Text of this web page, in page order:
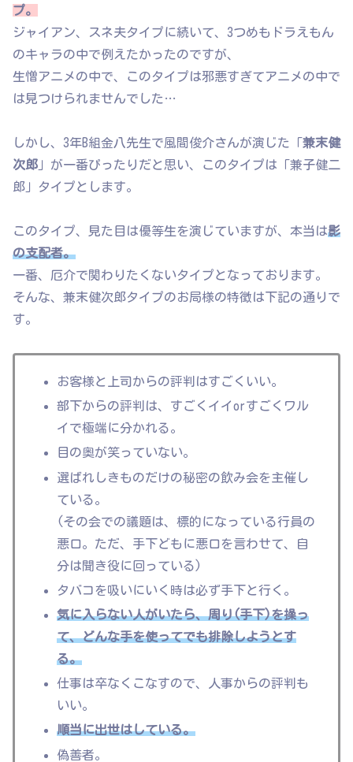
プ。
ジャイアン、スネ夫タイプに続いて、3つめもドラえもん
のキャラの中で例えたかったのですが、
生憎アニメの中で、このタイプは邪悪すぎてアニメの中で
は見つけられませんでした…
しかし、3年B組金八先生で風間俊介さんが演じた「 兼末健
次郎 」が一番ぴったりだと思い、このタイプは「兼子健二
郎」タイプとします。
このタイプ、見た目は優等生を演じていますが、本当は影
の支配者。
一番、厄介で関わりたくないタイプとなっております。
そんな、兼末健次郎タイプのお局様の特徴は下記の通りで
す。
お客様と上司からの評判はすごくいい。
部下からの評判は、すごくイイorすごくワル
イで極端に分かれる。
目の奥が笑っていない。
選ばれしきものだけの秘密の飲み会を主催し
ている。
(その会での議題は、標的になっている行員の
悪口。ただ、手下どもに悪口を言わせて、自
分は聞き役に回っている)
タバコを吸いにいく時は必ず手下と行く。
気に入らない人がいたら、周り(手下)を操っ
て、どんな手を使ってでも排除しようとす
る。
仕事は卒なくこなすので、人事からの評判も
いい。
順当に出世はしている。
偽善者。